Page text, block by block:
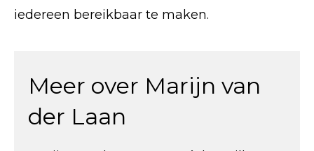
iedereen bereikbaar te maken.
Meer over Marijn van
der Laan